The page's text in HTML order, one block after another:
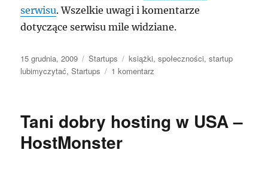
serwisu. Wszelkie uwagi i komentarze
dotyczące serwisu mile widziane.
Data
publikacji
15 grudnia, 2009 Kategorie
Startups Tagi
książki,społeczności,startup
lubimyczytać,Startups 1 komentarz
społeczność
czytelników!
Tani dobry hosting w USA –
HostMonster